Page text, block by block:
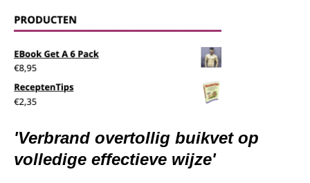
'Verbrand overtollig buikvet op
volledige effectieve wijze'